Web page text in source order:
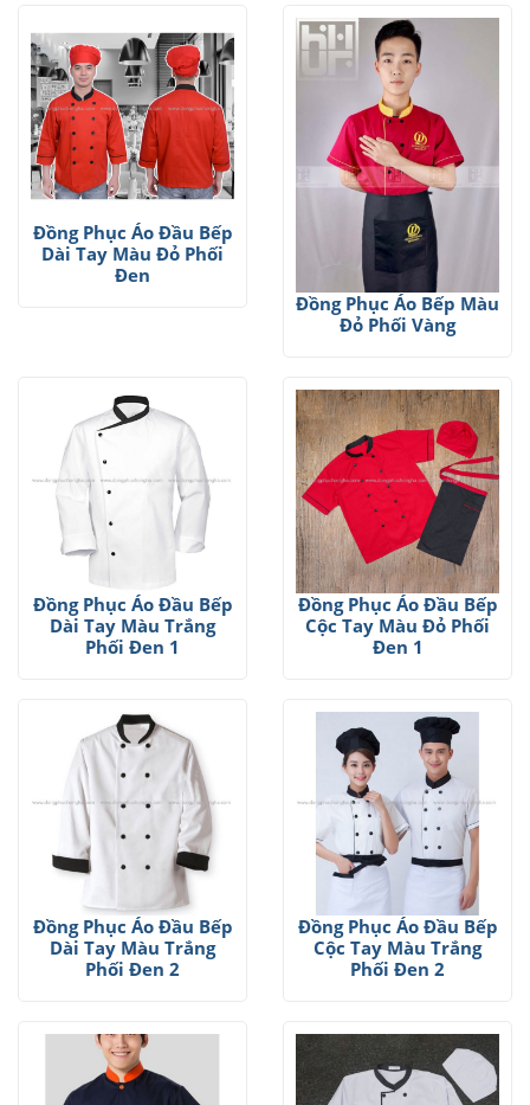
Đồng Phục Áo Đầu Bếp
Dài Tay Màu Đỏ Phối
Đen
Đồng Phục Áo Bếp Màu
Đỏ Phối Vàng
Đồng Phục Áo Đầu Bếp
Dài Tay Màu Trắng
Phối Đen 1
Đồng Phục Áo Đầu Bếp
Cộc Tay Màu Đỏ Phối
Đen 1
Đồng Phục Áo Đầu Bếp
Dài Tay Màu Trắng
Phối Đen 2
Đồng Phục Áo Đầu Bếp
Cộc Tay Màu Trắng
Phối Đen 2